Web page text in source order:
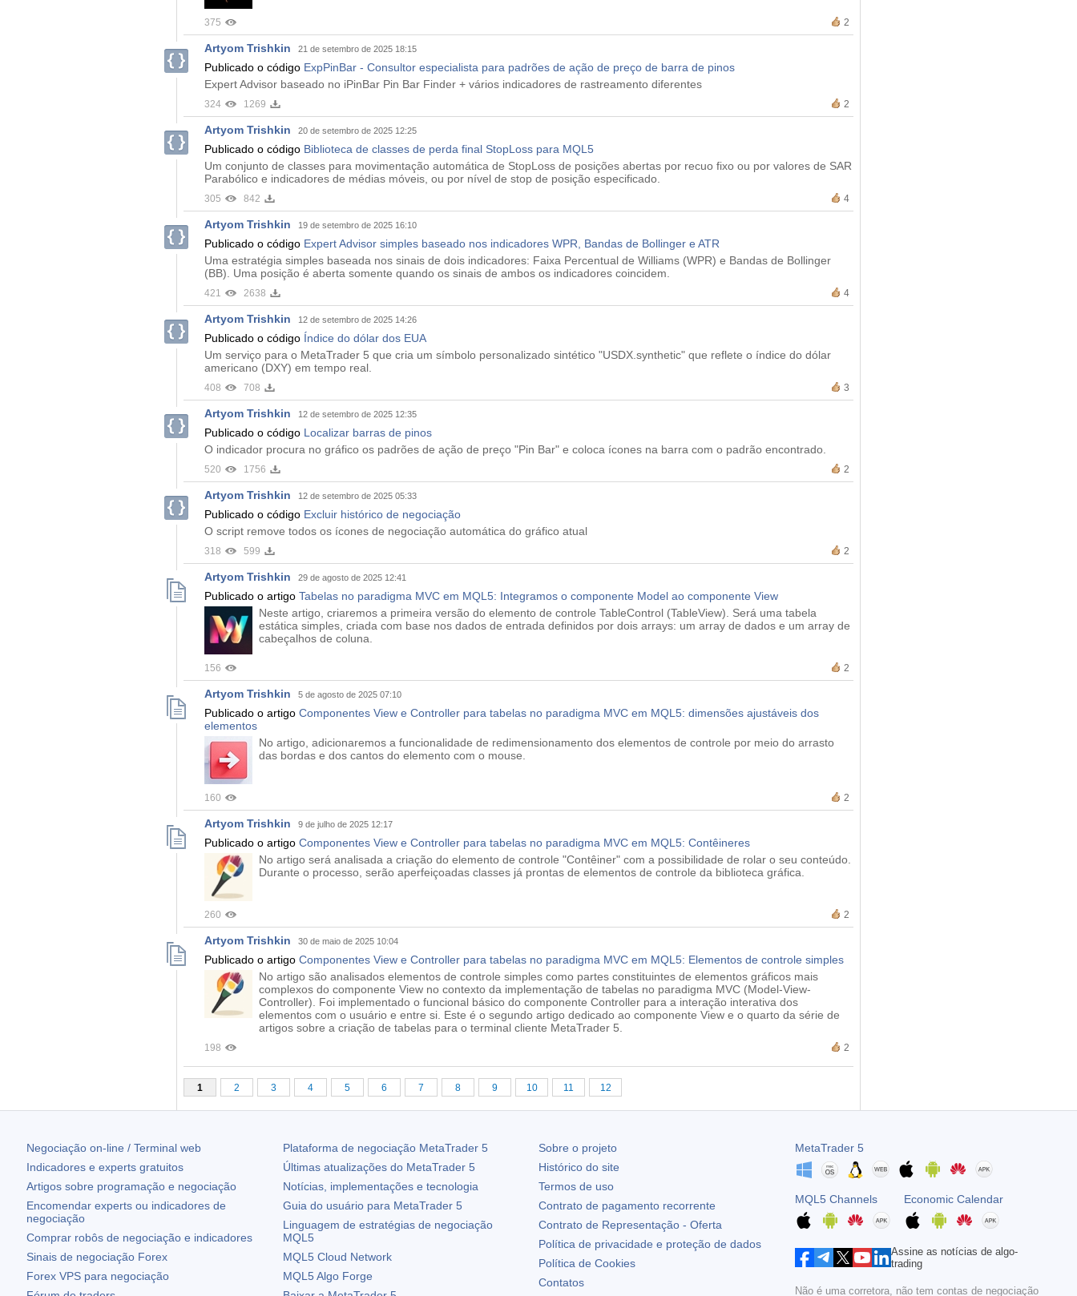
2
375
Artyom Trishkin 21 de setembro de 2025 18:15
Publicado o código ExpPinBar - Consultor especialista para padrões de ação de preço de barra de pinos
Expert Advisor baseado no iPinBar Pin Bar Finder + vários indicadores de rastreamento diferentes
2
324 1269
Artyom Trishkin 20 de setembro de 2025 12:25
Publicado o código Biblioteca de classes de perda final StopLoss para MQL5
Um conjunto de classes para movimentação automática de StopLoss de posições abertas por recuo fixo ou por valores de SAR
Parabólico e indicadores de médias móveis, ou por nível de stop de posição especificado.
4
305 842
Artyom Trishkin 19 de setembro de 2025 16:10
Publicado o código Expert Advisor simples baseado nos indicadores WPR, Bandas de Bollinger e ATR
Uma estratégia simples baseada nos sinais de dois indicadores: Faixa Percentual de Williams (WPR) e Bandas de Bollinger
(BB). Uma posição é aberta somente quando os sinais de ambos os indicadores coincidem.
4
421 2638
Artyom Trishkin 12 de setembro de 2025 14:26
Publicado o código Índice do dólar dos EUA
Um serviço para o MetaTrader 5 que cria um símbolo personalizado sintético "USDX.synthetic" que reflete o índice do dólar
americano (DXY) em tempo real.
3
408 708
Artyom Trishkin 12 de setembro de 2025 12:35
Publicado o código Localizar barras de pinos
O indicador procura no gráfico os padrões de ação de preço "Pin Bar" e coloca ícones na barra com o padrão encontrado.
2
520 1756
Artyom Trishkin 12 de setembro de 2025 05:33
Publicado o código Excluir histórico de negociação
O script remove todos os ícones de negociação automática do gráfico atual
2
318 599
Artyom Trishkin 29 de agosto de 2025 12:41
Publicado o artigo Tabelas no paradigma MVC em MQL5: Integramos o componente Model ao componente View
Neste artigo, criaremos a primeira versão do elemento de controle TableControl (TableView). Será uma tabela
estática simples, criada com base nos dados de entrada definidos por dois arrays: um array de dados e um array de
cabeçalhos de coluna.
2
156
Artyom Trishkin 5 de agosto de 2025 07:10
Publicado o artigo Componentes View e Controller para tabelas no paradigma MVC em MQL5: dimensões ajustáveis dos
elementos
No artigo, adicionaremos a funcionalidade de redimensionamento dos elementos de controle por meio do arrasto
das bordas e dos cantos do elemento com o mouse.
2
160
Artyom Trishkin 9 de julho de 2025 12:17
Publicado o artigo Componentes View e Controller para tabelas no paradigma MVC em MQL5: Contêineres
No artigo será analisada a criação do elemento de controle "Contêiner" com a possibilidade de rolar o seu conteúdo.
Durante o processo, serão aperfeiçoadas classes já prontas de elementos de controle da biblioteca gráfica.
2
260
Artyom Trishkin 30 de maio de 2025 10:04
Publicado o artigo Componentes View e Controller para tabelas no paradigma MVC em MQL5: Elementos de controle simples
No artigo são analisados elementos de controle simples como partes constituintes de elementos gráficos mais
complexos do componente View no contexto da implementação de tabelas no paradigma MVC (Model-View-
Controller). Foi implementado o funcional básico do componente Controller para a interação interativa dos
elementos com o usuário e entre si. Este é o segundo artigo dedicado ao componente View e o quarto da série de
artigos sobre a criação de tabelas para o terminal cliente MetaTrader 5.
2
198
1 2 3 4 5 6 7 8 9 10 11 12
Negociação on-line / Terminal web
Indicadores e experts gratuitos
Artigos sobre programação e negociação
Encomendar experts ou indicadores de
negociação
Comprar robôs de negociação e indicadores
Sinais de negociação Forex
Forex VPS para negociação
Plataforma de negociação MetaTrader 5
Últimas atualizações do MetaTrader 5
Notícias, implementações e tecnologia
Guia do usuário para MetaTrader 5
Linguagem de estratégias de negociação
MQL5
MQL5 Cloud Network
MQL5 Algo Forge
Sobre o projeto
Histórico do site
Termos de uso
Contrato de pagamento recorrente
Contrato de Representação - Oferta
Política de privacidade e proteção de dados
Política de Cookies
Contatos
MetaTrader 5
MQL5 Channels Economic Calendar
Assine as notícias de algo-
trading
Não é uma corretora, não tem contas de negociação